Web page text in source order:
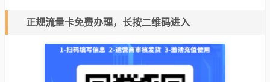
正规流量卡免费办理，长按二维码进入